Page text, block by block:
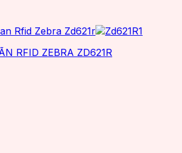
RFID ZEBRA ZD621R